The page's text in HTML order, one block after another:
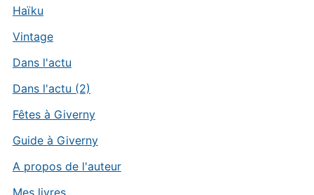
Haïku
Vintage
Dans l'actu
Dans l'actu (2)
Fêtes à Giverny
Guide à Giverny
A propos de l'auteur